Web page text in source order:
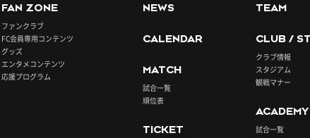
FAN ZONE
ファンクラブ
FC会員専用コンテンツ
グッズ
エンタメコンテンツ
応援プログラム
NEWS
CALENDAR
MATCH
試合一覧
順位表
TICKET
TEAM
CLUB /
クラブ情報
スタジアム
観戦マナー
ACADEMY
試合一覧